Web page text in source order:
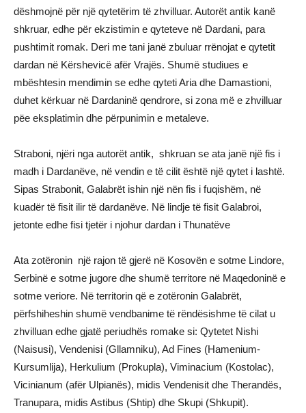
dëshmojnë për një qytetërim të zhvilluar. Autorët antik kanë
shkruar, edhe për ekzistimin e qyteteve në Dardani, para
pushtimit romak. Deri me tani janë zbuluar rrënojat e qytetit
dardan në Kërshevicë afër Vrajës. Shumë studiues e
mbështesin mendimin se edhe qyteti Aria dhe Damastioni,
duhet kërkuar në Dardaninë qendrore, si zona më e zhvilluar
pëe eksplatimin dhe përpunimin e metaleve.
Straboni, njëri nga autorët antik, shkruan se ata janë një fis i
madh i Dardanëve, në vendin e të cilit është një qytet i lashtë.
Sipas Strabonit, Galabrët ishin një nën fis i fuqishëm, në
kuadër të fisit ilir të dardanëve. Në lindje të fisit Galabroi,
jetonte edhe fisi tjetër i njohur dardan i Thunatëve
Ata zotëronin një rajon të gjerë në Kosovën e sotme Lindore,
Serbinë e sotme jugore dhe shumë territore në Maqedoninë e
sotme veriore. Në territorin që e zotëronin Galabrët,
përfshiheshin shumë vendbanime të rëndësishme të cilat u
zhvilluan edhe gjatë periudhës romake si: Qytetet Nishi
(Naisusi), Vendenisi (Gllamniku), Ad Fines (Hamenium-
Kursumlija), Herkulium (Prokupla), Viminacium (Kostolac),
Vicinianum (afër Ulpianës), midis Vendenisit dhe Therandës,
Tranupara, midis Astibus (Shtip) dhe Skupi (Shkupit).